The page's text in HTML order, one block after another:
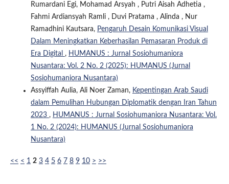
Rumardani Egi, Mohamad Arsyah , Putri Aisah Adhetia ,
Fahmi Ardiansyah Ramli , Duvi Pratama , Alinda , Nur
Ramadhini Kautsara, Pengaruh Desain Komunikasi Visual
Dalam Meningkatkan Keberhasilan Pemasaran Produk di
Era Digital , HUMANUS : Jurnal Sosiohumaniora
Nusantara: Vol. 2 No. 2 (2025): HUMANUS (Jurnal
Sosiohumaniora Nusantara)
Assyiffah Aulia, Ali Noer Zaman, Kepentingan Arab Saudi
dalam Pemulihan Hubungan Diplomatik dengan Iran Tahun
2023 , HUMANUS : Jurnal Sosiohumaniora Nusantara: Vol.
1 No. 2 (2024): HUMANUS (Jurnal Sosiohumaniora
Nusantara)
<< < 1 2 3 4 5 6 7 8 9 10 > >>